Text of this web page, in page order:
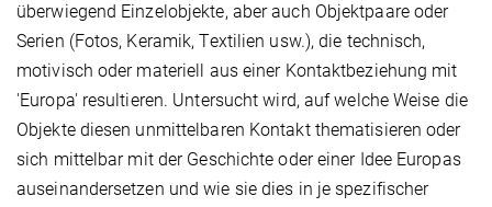
überwiegend Einzelobjekte, aber auch Objektpaare oder
Serien (Fotos, Keramik, Textilien usw.), die technisch,
motivisch oder materiell aus einer Kontaktbeziehung mit
'Europa' resultieren. Untersucht wird, auf welche Weise die
Objekte diesen unmittelbaren Kontakt thematisieren oder
sich mittelbar mit der Geschichte oder einer Idee Europas
auseinandersetzen und wie sie dies in je spezifischer